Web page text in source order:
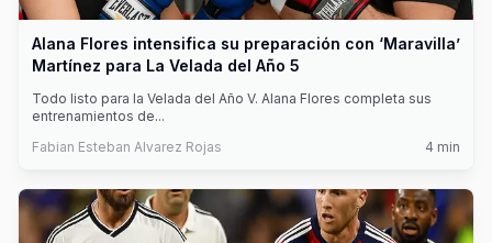
Alana Flores intensifica su preparación con ‘Maravilla’
Martínez para La Velada del Año 5
Todo listo para la Velada del Año V. Alana Flores completa sus
entrenamientos de...
Fabian Esteban Alvarez Rojas
4 min